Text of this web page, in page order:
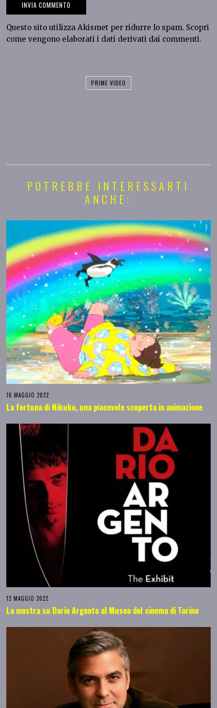
Questo sito utilizza Akismet per ridurre lo spam. Scopri
come vengono elaborati i dati derivati dai commenti.
PRIME VIDEO
POTREBBE INTERESSARTI
ANCHE:
16 MAGGIO 2022
La fortuna di Nikuko, una piacevole scoperta in animazione
12 MAGGIO 2022
La mostra su Dario Argento al Museo del cinema di Torino